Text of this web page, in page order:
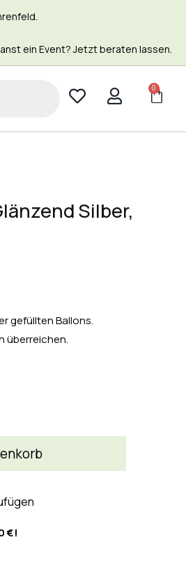
ein Event? Jetzt beraten lassen.
0
Silber,
gefüllten Ballons.
überreichen.
€!